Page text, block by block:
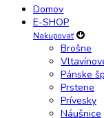
Domov
E-SHOP
Nakupovať
Brošne
Pánske
Prstene
Prívesky
Náušnice